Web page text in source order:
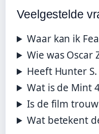
Veelgestelde
Waar kan ik
Wie was Oscar
Heeft Hunter
Wat is de Mint
Is de film
Wat betekent